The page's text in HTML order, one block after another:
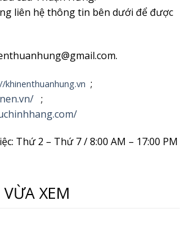
liên hệ thông tin bên dưới để được
khinenthuanhung.vn ;
;
Thứ 2 – Thứ 7 / 8:00 AM – 17:00 PM
XEM